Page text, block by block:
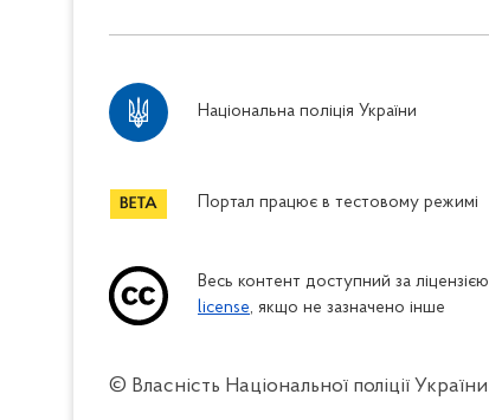
Національна поліція України
Портал працює в тестовому режимі
Весь контент доступний за ліцензією
license, якщо не зазначено інше
© Власність Національної поліції України